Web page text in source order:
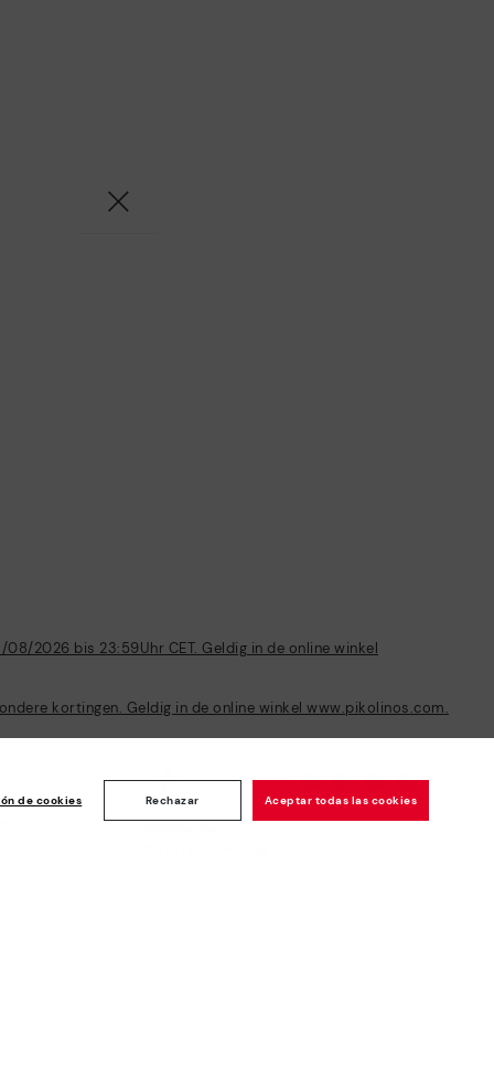
de cookies Rechazar Aceptar todas las cookies
2026 bis 23:59Uhr CET. Geldig in de online winkel
kortingen. Geldig in de online winkel www.pikolinos.com.